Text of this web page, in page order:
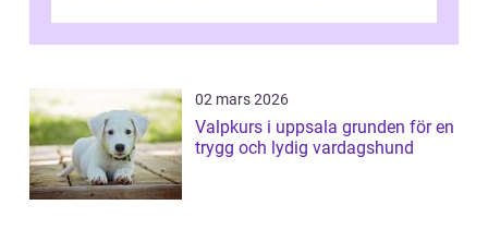
02 mars 2026
Valpkurs i uppsala grunden för en
trygg och lydig vardagshund